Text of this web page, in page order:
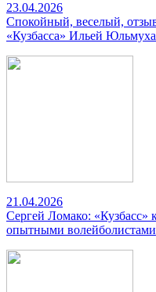
23.04.2026
Спокойный, веселый,
«Кузбасса» Ильей
21.04.2026
Сергей Ломако: «Кузбасс»
опытными волейболистами